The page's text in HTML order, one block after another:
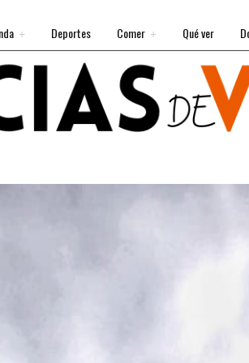
Deportes Comer Qué ver